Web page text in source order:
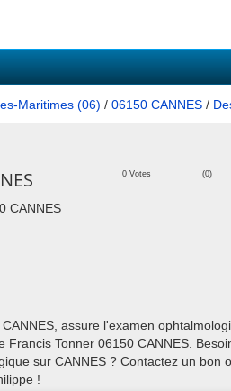
Maritimes (06) / 06150 CANNES /
0 Votes (0)
CANNES
assure l'examen
Francis Tonner 06150 CANNES.
sur CANNES ? Contactez un bon
!